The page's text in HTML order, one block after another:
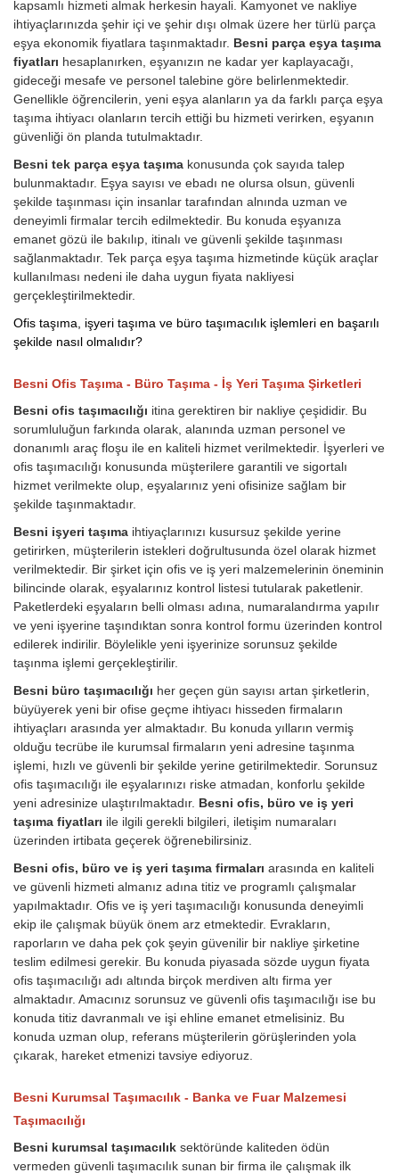
kapsamlı hizmeti almak herkesin hayali. Kamyonet ve nakliye
ihtiyaçlarınızda şehir içi ve şehir dışı olmak üzere her türlü parça
eşya ekonomik fiyatlara taşınmaktadır. Besni parça eşya taşıma
fiyatları hesaplanırken, eşyanızın ne kadar yer kaplayacağı,
gideceği mesafe ve personel talebine göre belirlenmektedir.
Genellikle öğrencilerin, yeni eşya alanların ya da farklı parça eşya
taşıma ihtiyacı olanların tercih ettiği bu hizmeti verirken, eşyanın
güvenliği ön planda tutulmaktadır.
Besni tek parça eşya taşıma konusunda çok sayıda talep
bulunmaktadır. Eşya sayısı ve ebadı ne olursa olsun, güvenli
şekilde taşınması için insanlar tarafından alnında uzman ve
deneyimli firmalar tercih edilmektedir. Bu konuda eşyanıza
emanet gözü ile bakılıp, itinalı ve güvenli şekilde taşınması
sağlanmaktadır. Tek parça eşya taşıma hizmetinde küçük araçlar
kullanılması nedeni ile daha uygun fiyata nakliyesi
gerçekleştirilmektedir.
Ofis taşıma, işyeri taşıma ve büro taşımacılık işlemleri en başarılı
şekilde nasıl olmalıdır?
Besni Ofis Taşıma - Büro Taşıma - İş Yeri Taşıma Şirketleri
Besni ofis taşımacılığı itina gerektiren bir nakliye çeşididir. Bu
sorumluluğun farkında olarak, alanında uzman personel ve
donanımlı araç floşu ile en kaliteli hizmet verilmektedir. İşyerleri ve
ofis taşımacılığı konusunda müşterilere garantili ve sigortalı
hizmet verilmekte olup, eşyalarınız yeni ofisinize sağlam bir
şekilde taşınmaktadır.
Besni işyeri taşıma ihtiyaçlarınızı kusursuz şekilde yerine
getirirken, müşterilerin istekleri doğrultusunda özel olarak hizmet
verilmektedir. Bir şirket için ofis ve iş yeri malzemelerinin öneminin
bilincinde olarak, eşyalarınız kontrol listesi tutularak paketlenir.
Paketlerdeki eşyaların belli olması adına, numaralandırma yapılır
ve yeni işyerine taşındıktan sonra kontrol formu üzerinden kontrol
edilerek indirilir. Böylelikle yeni işyerinize sorunsuz şekilde
taşınma işlemi gerçekleştirilir.
Besni büro taşımacılığı her geçen gün sayısı artan şirketlerin,
büyüyerek yeni bir ofise geçme ihtiyacı hisseden firmaların
ihtiyaçları arasında yer almaktadır. Bu konuda yılların vermiş
olduğu tecrübe ile kurumsal firmaların yeni adresine taşınma
işlemi, hızlı ve güvenli bir şekilde yerine getirilmektedir. Sorunsuz
ofis taşımacılığı ile eşyalarınızı riske atmadan, konforlu şekilde
yeni adresinize ulaştırılmaktadır. Besni ofis, büro ve iş yeri
taşıma fiyatları ile ilgili gerekli bilgileri, iletişim numaraları
üzerinden irtibata geçerek öğrenebilirsiniz.
Besni ofis, büro ve iş yeri taşıma firmaları arasında en kaliteli
ve güvenli hizmeti almanız adına titiz ve programlı çalışmalar
yapılmaktadır. Ofis ve iş yeri taşımacılığı konusunda deneyimli
ekip ile çalışmak büyük önem arz etmektedir. Evrakların,
raporların ve daha pek çok şeyin güvenilir bir nakliye şirketine
teslim edilmesi gerekir. Bu konuda piyasada sözde uygun fiyata
ofis taşımacılığı adı altında birçok merdiven altı firma yer
almaktadır. Amacınız sorunsuz ve güvenli ofis taşımacılığı ise bu
konuda titiz davranmalı ve işi ehline emanet etmelisiniz. Bu
konuda uzman olup, referans müşterilerin görüşlerinden yola
çıkarak, hareket etmenizi tavsiye ediyoruz.
Besni Kurumsal Taşımacılık - Banka ve Fuar Malzemesi
Taşımacılığı
Besni kurumsal taşımacılık sektöründe kaliteden ödün
vermeden güvenli taşımacılık sunan bir firma ile çalışmak ilk